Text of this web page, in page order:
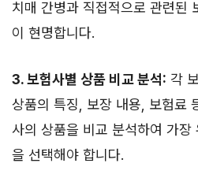
치매 간병과 직접적으로 관련된
이 현명합니다.
3. 보험사별 상품 비교 분석: 각
상품의 특징, 보장 내용, 보험료
사의 상품을 비교 분석하여 가장
을 선택해야 합니다.